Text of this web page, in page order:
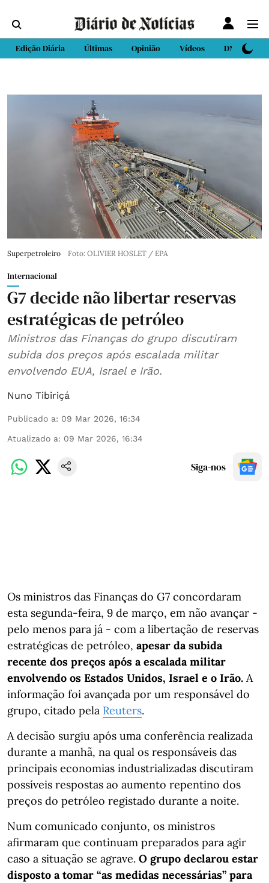
Edição Diária Últimas Opinião Vídeos DN Sport
Superpetroleiro Foto: OLIVIER HOSLET / EPA
Internacional
G7 decide não libertar reservas
estratégicas de petróleo
Ministros das Finanças do grupo discutiram
subida dos preços após escalada militar
envolvendo EUA, Israel e Irão.
Nuno Tibiriçá
Publicado a: 09 Mar 2026, 16:34
Atualizado a: 09 Mar 2026, 16:34
Siga-nos
Os ministros das Finanças do G7 concordaram
esta segunda-feira, 9 de março, em não avançar -
pelo menos para já - com a libertação de reservas
estratégicas de petróleo, apesar da subida
recente dos preços após a escalada militar
envolvendo os Estados Unidos, Israel e o Irão. A
informação foi avançada por um responsável do
grupo, citado pela Reuters.
A decisão surgiu após uma conferência realizada
durante a manhã, na qual os responsáveis das
principais economias industrializadas discutiram
possíveis respostas ao aumento repentino dos
preços do petróleo registado durante a noite.
Num comunicado conjunto, os ministros
afirmaram que continuam preparados para agir
caso a situação se agrave. O grupo declarou estar
disposto a tomar “as medidas necessárias” para